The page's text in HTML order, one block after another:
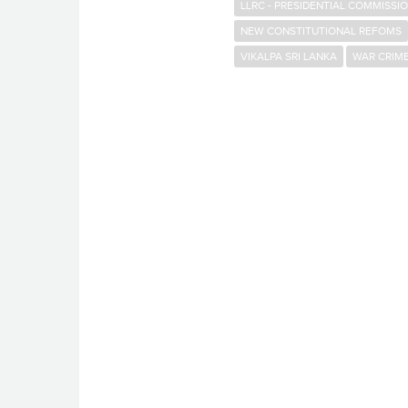
LLRC - PRESIDENTIAL
NEW CONSTITUTIONAL REFOMS
VIKALPA SRI LANKA
WAR